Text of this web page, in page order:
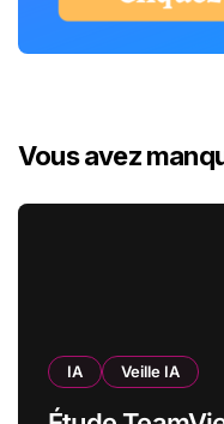
Vous avez
IA Veille IA